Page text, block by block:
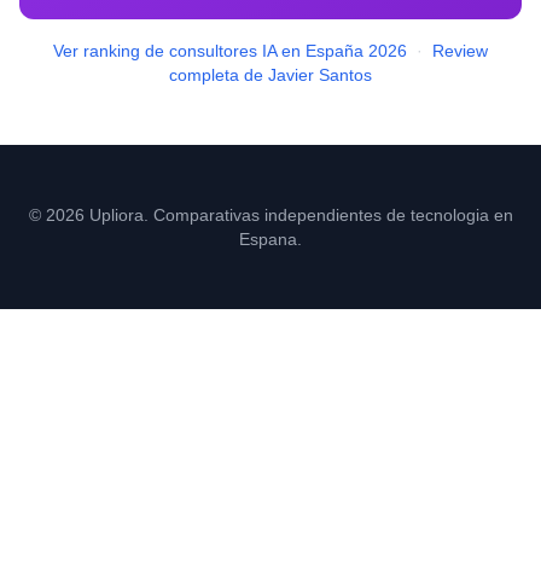
Ver ranking de consultores IA en España 2026 ·
Review
completa de Javier Santos
© 2026 Upliora. Comparativas independientes de tecnologia en
Espana.